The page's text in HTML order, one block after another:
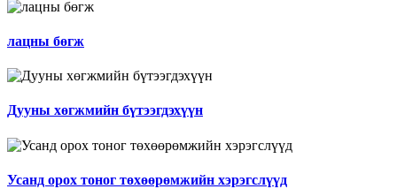
лацны бөгж
Дууны хөгжмийн бүтээгдэхүүн
Усанд орох тоног төхөөрөмжийн хэрэгслүүд